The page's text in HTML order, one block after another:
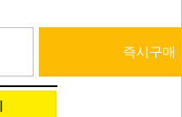
즉시구매